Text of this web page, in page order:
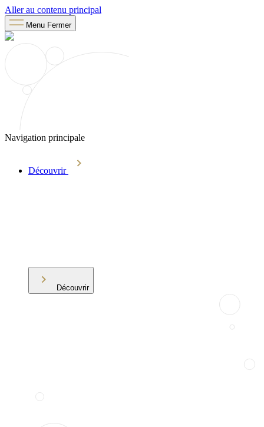
Aller au contenu principal
Menu Fermer
Navigation principale
Découvrir
Découvrir